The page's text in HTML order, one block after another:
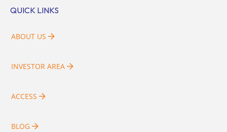
QUICK LINKS
ABOUT US
INVESTOR AREA
ACCESS
BLOG